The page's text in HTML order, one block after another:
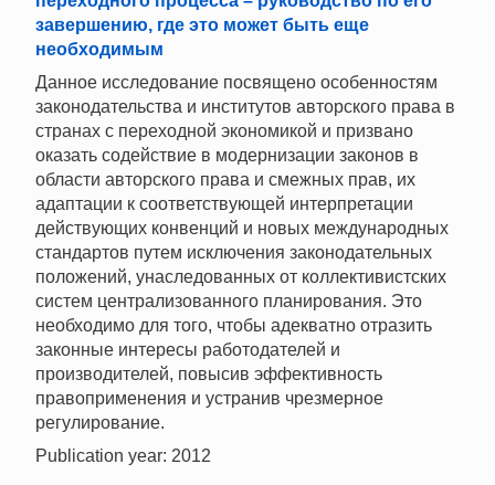
завершению, где это может быть еще
необходимым
Данное исследование посвящено особенностям
законодательства и институтов авторского права в
странах с переходной экономикой и призвано
оказать содействие в модернизации законов в
области авторского права и смежных прав, их
адаптации к соответствующей интерпретации
действующих конвенций и новых международных
стандартов путем исключения законодательных
положений, унаследованных от коллективистских
систем централизованного планирования. Это
необходимо для того, чтобы адекватно отразить
законные интересы работодателей и
производителей, повысив эффективность
правоприменения и устранив чрезмерное
регулирование.
Publication year: 2012